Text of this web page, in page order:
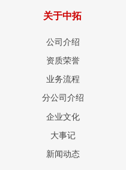
关于中拓
公司介绍
资质荣誉
业务流程
分公司介绍
企业文化
大事记
新闻动态